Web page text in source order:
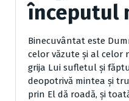
începutul
Binecuvântat este
celor văzute şi al celor
grija Lui sufletul şi
deopotrivă mintea şi
prin El dă roadă, şi